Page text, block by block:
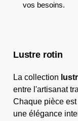
vos besoins.
Lustre rotin
La collection
entre l'artisanat
Chaque pièce
une élégance